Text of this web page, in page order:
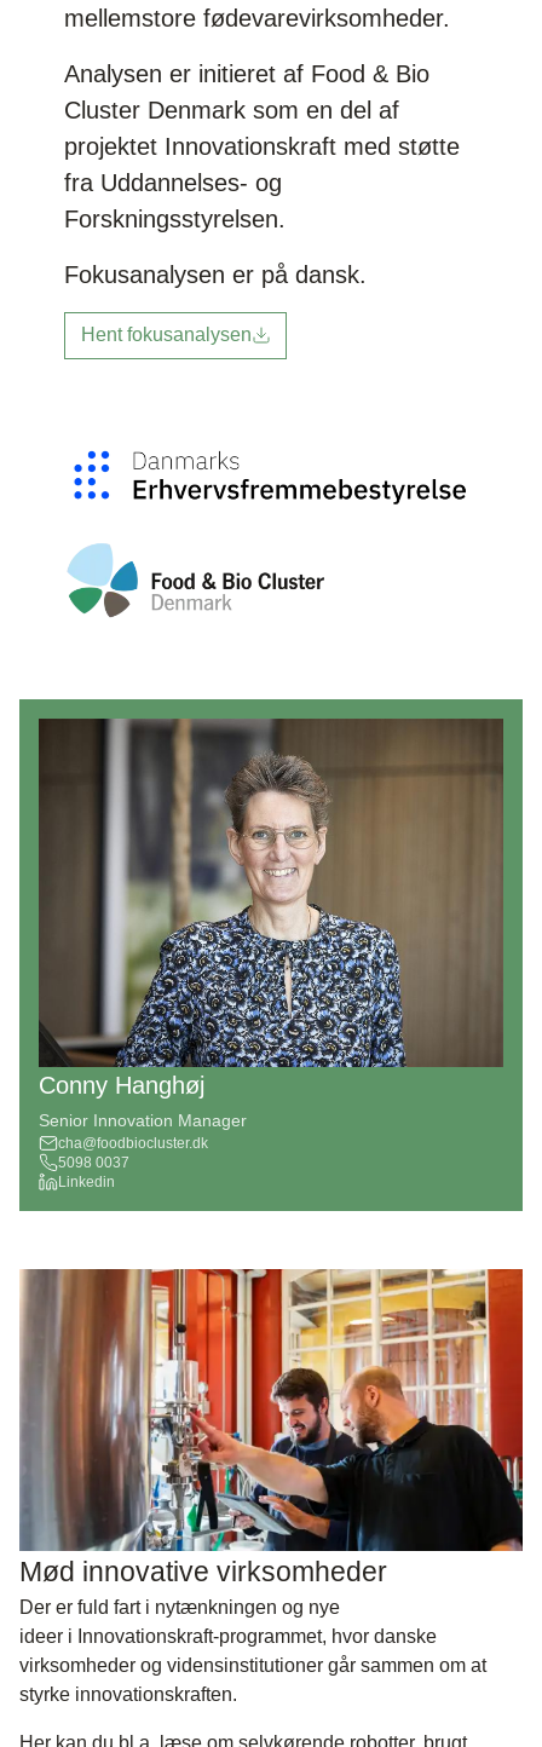
mellemstore fødevarevirksomheder.
Analysen er initieret af Food & Bio
Cluster Denmark som en del af
projektet Innovationskraft med støtte
fra Uddannelses- og
Forskningsstyrelsen.
Fokusanalysen er på dansk.
Hent fokusanalysen
Conny Hanghøj
Senior Innovation Manager
cha@foodbiocluster.dk
5098 0037
Linkedin
Mød innovative virksomheder
Der er fuld fart i nytænkningen og nye
ideer i Innovationskraft-programmet, hvor danske
virksomheder og vidensinstitutioner går sammen om at
styrke innovationskraften.